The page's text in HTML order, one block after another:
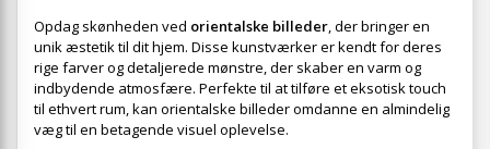
Opdag skønheden ved orientalske billeder, der bringer en
unik æstetik til dit hjem. Disse kunstværker er kendt for deres
rige farver og detaljerede mønstre, der skaber en varm og
indbydende atmosfære. Perfekte til at tilføre et eksotisk touch
til ethvert rum, kan orientalske billeder omdanne en almindelig
væg til en betagende visuel oplevelse.